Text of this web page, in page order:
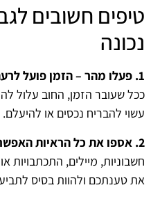
טיפים חשובים
נכונה
1. פעלו מהר – הזמן פועל לרעתכם
ככל שעובר הזמן, החוב עלול
עשוי להבריח נכסים או להיעלם.
2. אספו את כל הראיות האפשריות
חשבוניות, מיילים, התכתבויות
את טענתכם ולהוות בסיס